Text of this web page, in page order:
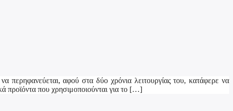
περηφανεύεται, αφού στα δύο χρόνια λειτουργίας του, κατάφερε να
προϊόντα που χρησιμοποιούνται για το […]